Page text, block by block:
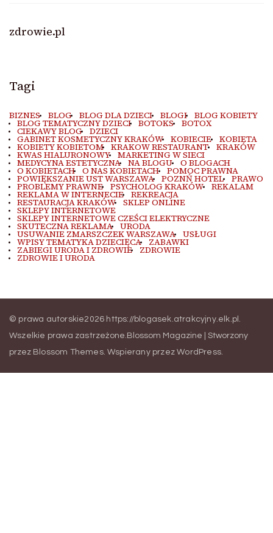
zdrowie.pl
Tagi
BIZNES BLOG BLOG DLA DZIECI BLOGI BLOG KOBIETY
BLOG TEMATYCZNY DZIECI BOTOKS BOTOX
CIEKAWY BLOG DZIECI
GABINET KOSMETYCZNY KRAKÓW KOBIECIE KOBIETA
KOBIETY KOBIETOM KRAKOW RESTAURANT KRAKÓW
KWAS HIALURONOWY MARKETING W SIECI
MEDYCYNA ESTETYCZNA NA BLOGU O BLOGACH
O KOBIETACH O NAS KOBIETACH POMOC PRAWNA
POWIĘKSZANIE UST WARSZAWA POZNŃ HOTEL PRAWO
PROBLEMY PRAWNE PSYCHOLOG KRAKÓW REKALAM
REKLAMA W INTERNECIE REKREACJA
RESTAURACJA KRAKÓW SKLEP ONLINE
SKLEPY INTERNETOWE
SKLEPY INTERNETOWE CZEŚCI ELEKTRYCZNE
SKUTECZNA REKLAMA URODA
USUWANIE ZMARSZCZEK WARSZAWA USŁUGI
WPISY TEMATYKA DZIECIĘCA ZABAWKI
ZABIEGI URODA I ZDROWIE ZDROWIE
ZDROWIE I URODA
© prawa autorskie2026 https://blogasek.atrakcyjny.elk.pl .
Wszelkie prawa zastrzeżone. Blossom Magazine | Stworzony
przez Blossom Themes. Wspierany przezWordPress.